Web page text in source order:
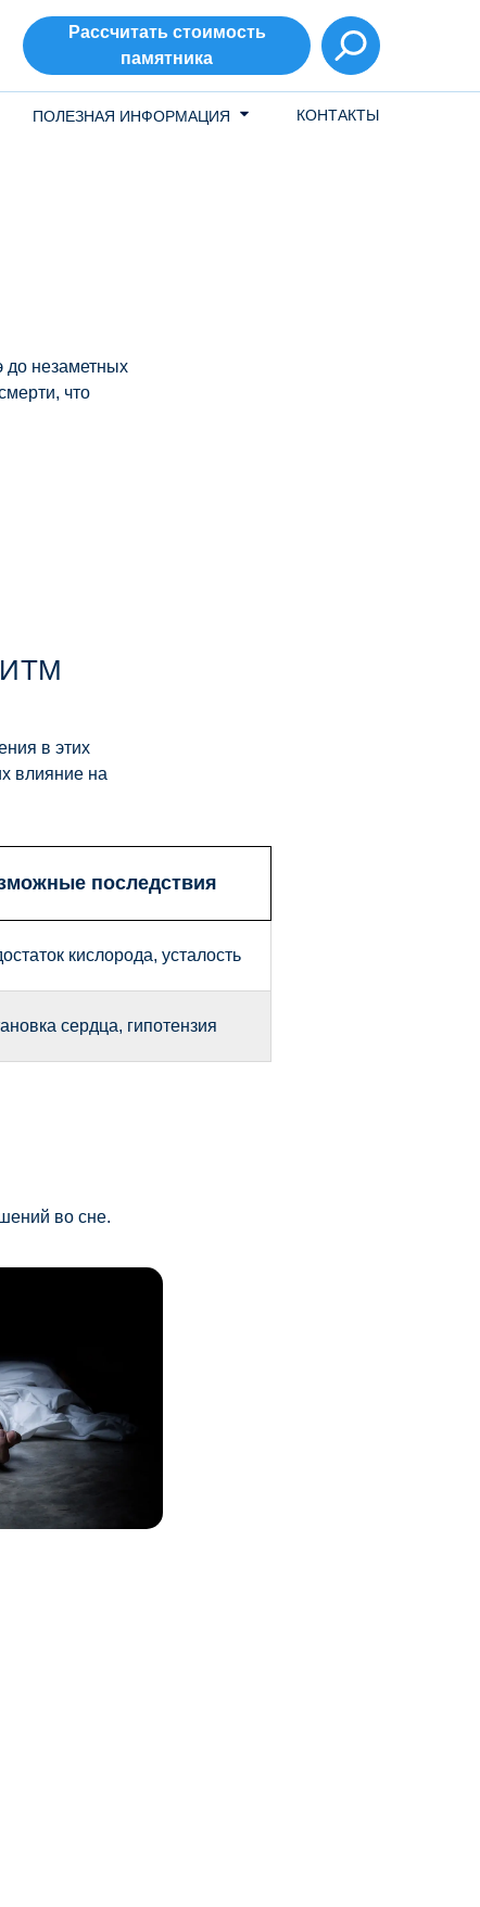
Рассчитать стоимость
памятника
ПОЛЕЗНАЯ ИНФОРМАЦИЯ КОНТАКТЫ
до незаметных
что
в этих
влияние на
последствия
кислорода, усталость
сердца, гипотензия
во сне.